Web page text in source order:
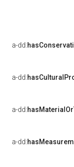
a-dd:
a-dd:
a-dd:
a-dd: